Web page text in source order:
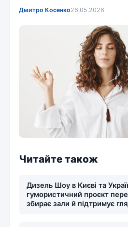
Дмитро Косенко26.05.2026
Читайте також
Дизель Шоу в Києві та
гумористичний проєкт
збирає зали й підтримує